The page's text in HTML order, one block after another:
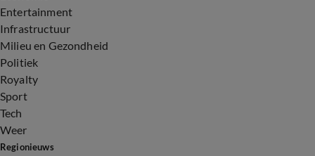
Entertainment
Infrastructuur
Milieu en Gezondheid
Politiek
Royalty
Sport
Tech
Weer
Regionieuws